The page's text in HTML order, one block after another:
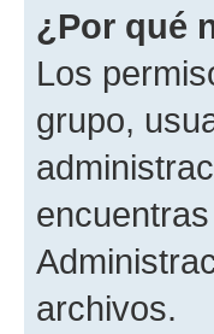
¿Por qué
Los
grupo,
archivos.